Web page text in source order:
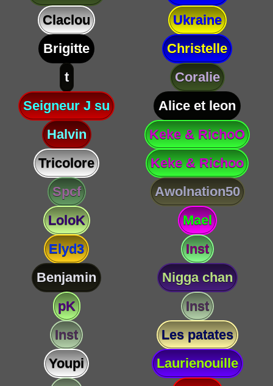
Claclou
Ukraine
Brigitte
Christelle
t
Coralie
Seigneur J su
Alice et leon
Halvin
Keke & RichoO
Tricolore
Keke & Richoo
Spcf
Awolnation50
LoloK
Mael
Elyd3
Inst
Benjamin
Nigga chan
pK
Inst
Inst
Les patates
Youpi
Laurienouille